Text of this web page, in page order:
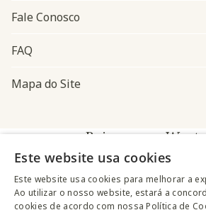
Fale Conosco
FAQ
Mapa do Site
Baixe o app
Este website usa cookies
Este website usa cookies para melhorar a
Ao utilizar o nosso website, estará a
cookies de acordo com nossa Política de